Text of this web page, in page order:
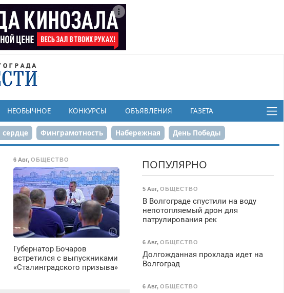
НЕОБЫЧНОЕ КОНКУРСЫ ОБЪЯВЛЕНИЯ ГАЗЕТА
Финграмотность Набережная День Победы
Героев-летчиков
6 Авг, ОБЩЕСТВО
Губернатор Бочаров
встретился с выпускниками
«Сталинградского призыва»
ПОПУЛЯРНО
5 Авг, ОБЩЕСТВО
В Волгограде спустили на воду
непотопляемый дрон для
патрулирования рек
6 Авг, ОБЩЕСТВО
Долгожданная прохлада идет на
Волгоград
6 Авг, ОБЩЕСТВО